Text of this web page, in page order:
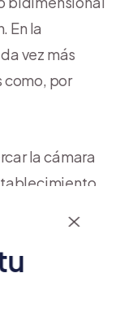
En la
vez más
por
la cámara
hacer